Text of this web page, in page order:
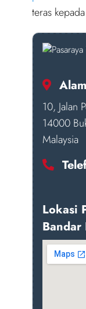
teras
10, Jalan
14000
Malaysia
Lokasi
Bandar